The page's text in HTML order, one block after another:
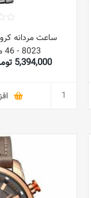
ساعت مردانه
8023 - 46 میلی متر - نقره ای
5,394,000 تومان